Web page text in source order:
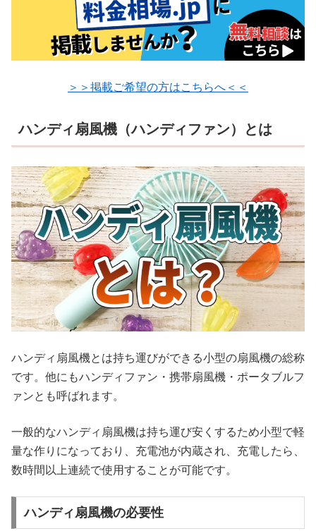
＞＞掲載ご希望の方はこちらへ＜＜
ハンディ扇風機（ハンディファン）とは
ハンディ扇風機とは持ち運びができる小型の扇風機の総称
です。他にもハンディファン・携帯扇風機・ポータブルフ
ァンとも呼ばれます。
一般的なハンディ扇風機は持ち運び安くするため小型で軽
量な作りになっており、充電池が内蔵され、充電したら、
数時間以上連続で使用することが可能です。
ハンディ扇風機の必要性